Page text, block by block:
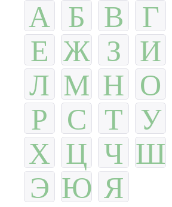
А Б В Г
Е Ж З И
Л М Н О
Р С Т У
Х Ц Ч Ш
Э Ю Я